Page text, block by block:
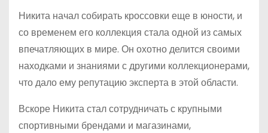
Никита начал собирать кроссовки еще в юности, и
со временем его коллекция стала одной из самых
впечатляющих в мире. Он охотно делится своими
находками и знаниями с другими коллекционерами,
что дало ему репутацию эксперта в этой области.
Вскоре Никита стал сотрудничать с крупными
спортивными брендами и магазинами,